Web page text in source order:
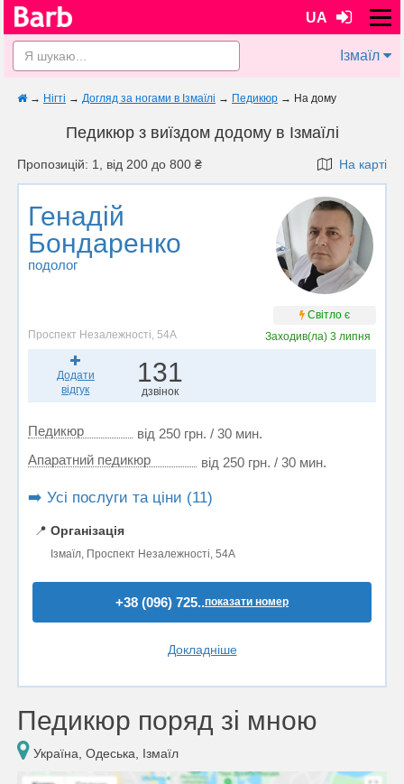
UA
Ізмаїл
→ Нігті → Догляд за ногами в Ізмаїлі → Педикюр → На дому
Педикюр з виїздом додому в Ізмаїлі
Пропозицій: 1, від 200 до 800 ₴ На карті
Генадій
Бондаренко
подолог
Світло є
Проспект Незалежності, 54А
Заходив(ла)3 липня
Додати
відгук
131
дзвінок
Педикюр
від 250 грн. / 30 мин.
Апаратний педикюр
від 250 грн. / 30 мин.
➡️ Усі послуги та ціни (11)
📍 Організація
Ізмаїл, Проспект Незалежності, 54А
+38 (096) 725..показати номер
Докладніше
Педикюр поряд зі мною
Україна, Одеська, Ізмаїл